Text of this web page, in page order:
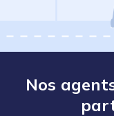
Nos